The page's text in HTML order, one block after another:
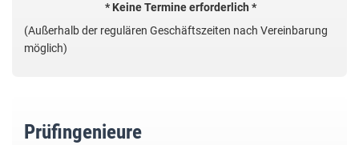
* Keine Termine erforderlich *
(Außerhalb der regulären Geschäftszeiten nach Vereinbarung
möglich)
Prüfingenieure